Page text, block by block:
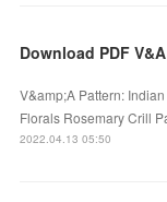
Download PDF
V&amp;A Pattern:
Florals Rosemary Crill
2022.04.13 05:50